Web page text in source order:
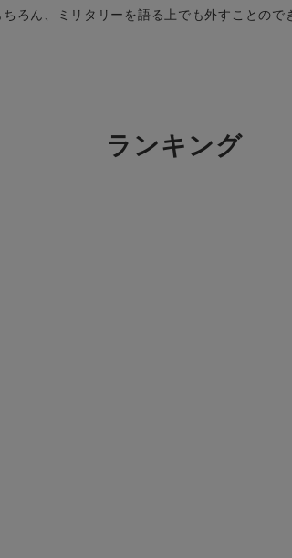
アイテムを探す
～
ろん、ミリタリーを語る上でも外すことので
ランキング